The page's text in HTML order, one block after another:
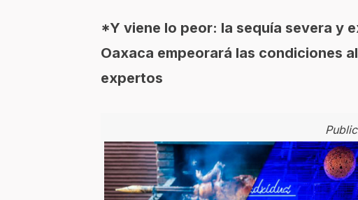
*Y viene lo peor: la sequía severa y
Oaxaca empeorará las condiciones
expertos